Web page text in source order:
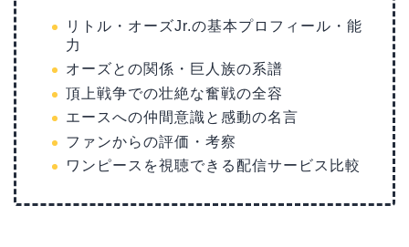
リトル・オーズJr.の基本プロフィール・能
力
オーズとの関係・巨人族の系譜
頂上戦争での壮絶な奮戦の全容
エースへの仲間意識と感動の名言
ファンからの評価・考察
ワンピースを視聴できる配信サービス比較